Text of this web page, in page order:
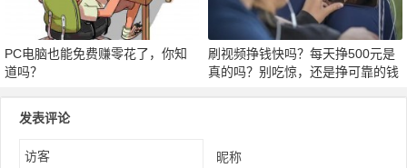
PC电脑也能免费赚零花了，你知
道吗？
刷视频挣钱快吗？每天挣500元是
真的吗？别吃惊，还是挣可靠的钱
发表评论
昵称